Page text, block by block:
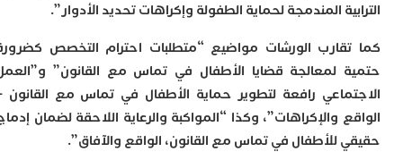
المندمجة لحماية الطفولة وإكراهات تحديد الأدوار”.
الورشات مواضيع “متطلبات احترام التخصص كضرورة
لمعالجة قضايا الأطفال في تماس مع القانون” و”العمل
رافعة لتطوير حماية الأطفال في تماس مع القانون –
والإكراهات”، وكذا “المواكبة والرعاية اللاحقة لضمان إدماج
للأطفال في تماس مع القانون، الواقع والآفاق”.